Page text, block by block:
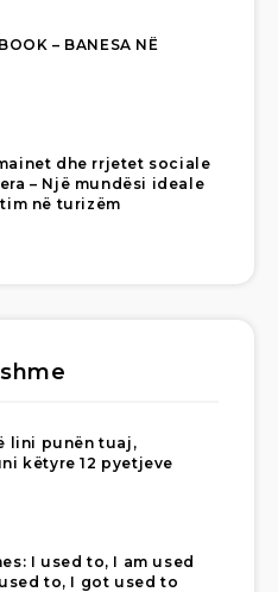
– BANESA NË
dhe rrjetet sociale
– Një mundësi ideale
në turizëm
lini punën tuaj,
këtyre 12 pyetjeve
I used to, I am used
to, I got used to